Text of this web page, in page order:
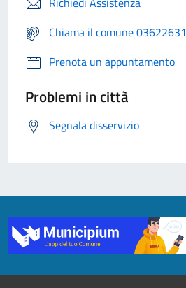
Chiama il comune 03622631
Prenota un appuntamento
Problemi in città
Segnala disservizio